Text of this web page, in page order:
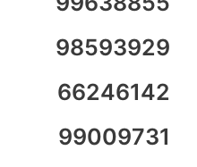
98593929
66246142
99009731